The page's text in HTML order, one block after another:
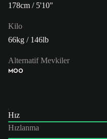
178cm / 5'10"
Kilo
66kg / 146lb
Alternatif Mevkiler
MOO
Hız
Hızlanma